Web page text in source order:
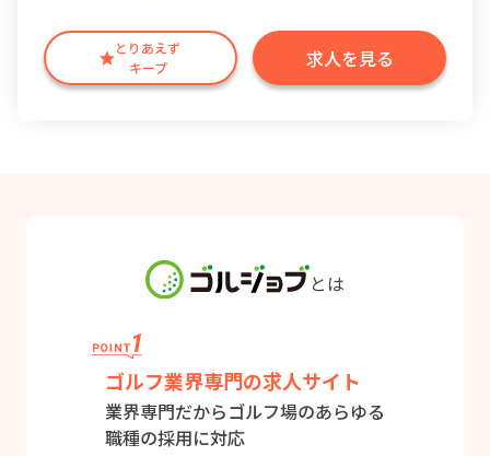
とりあえず
キープ
求人を見る
とは
ゴルフ業界専門の求人サイト
業界専門だからゴルフ場のあらゆる
職種の採用に対応